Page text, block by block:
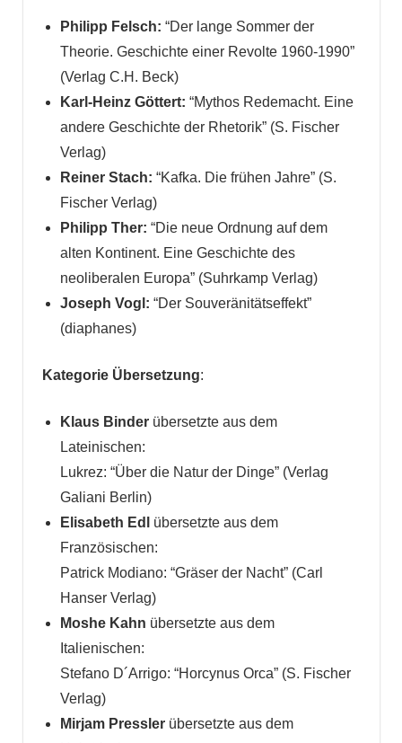
Philipp Felsch: “Der lange Sommer der
Theorie. Geschichte einer Revolte 1960-1990”
(Verlag C.H. Beck)
Karl-Heinz Göttert: “Mythos Redemacht. Eine
andere Geschichte der Rhetorik” (S. Fischer
Verlag)
Reiner Stach: “Kafka. Die frühen Jahre” (S.
Fischer Verlag)
Philipp Ther: “Die neue Ordnung auf dem
alten Kontinent. Eine Geschichte des
neoliberalen Europa” (Suhrkamp Verlag)
Joseph Vogl: “Der Souveränitätseffekt”
(diaphanes)
Kategorie Übersetzung:
Klaus Binder übersetzte aus dem
Lateinischen:
Lukrez: “Über die Natur der Dinge” (Verlag
Galiani Berlin)
Elisabeth Edl übersetzte aus dem
Französischen:
Patrick Modiano: “Gräser der Nacht” (Carl
Hanser Verlag)
Moshe Kahn übersetzte aus dem
Italienischen:
Stefano D´Arrigo: “Horcynus Orca” (S. Fischer
Verlag)
Mirjam Pressler übersetzte aus dem